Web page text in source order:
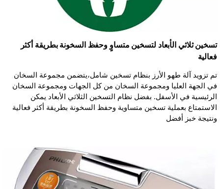
تسخين ثلاثي الأبعاد لتسخين متساوٍ وحفظ السخونة بطريقة أكثر
فعالية
تم تزويد آلة طهو الأرز بنظام تسخين شامل،يتضمن مجموعة السخان
في الجهة العليا ومجموعة السخان من كل الجهات ومجموعة السخان
الرئيسية في الأسفل. بفضل نظام التسخين الثلاثي الأبعاد يمكن
الاستمتاع بعملية تسخين متساوية وحفظ السخونة بطريقة أكثر فعالية
ونتيجة خبز أفضل